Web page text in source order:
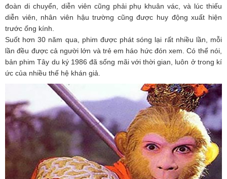
đoàn di chuyển, diễn viên cũng phải phụ khuân vác, và lúc thiếu
diễn viên, nhân viên hậu trường cũng được huy động xuất hiện
trước ống kính.
Suốt hơn 30 năm qua, phim được phát sóng lại rất nhiều lần, mỗi
lần đều được cả người lớn và trẻ em háo hức đón xem. Có thể nói,
bản phim Tây du ký 1986 đã sống mãi với thời gian, luôn ở trong kí
ức của nhiều thế hệ khán giả.